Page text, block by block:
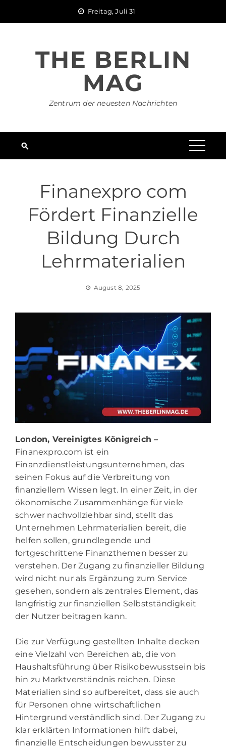
Freitag, Juli 31
THE BERLIN
MAG
Zentrum der neuesten Nachrichten
Finanexpro com
Fördert Finanzielle
Bildung Durch
Lehrmaterialien
August 8, 2025
London, Vereinigtes Königreich –
Finanexpro.com ist ein
Finanzdienstleistungsunternehmen, das
seinen Fokus auf die Verbreitung von
finanziellem Wissen legt. In einer Zeit, in der
ökonomische Zusammenhänge für viele
schwer nachvollziehbar sind, stellt das
Unternehmen Lehrmaterialien bereit, die
helfen sollen, grundlegende und
fortgeschrittene Finanzthemen besser zu
verstehen. Der Zugang zu finanzieller Bildung
wird nicht nur als Ergänzung zum Service
gesehen, sondern als zentrales Element, das
langfristig zur finanziellen Selbstständigkeit
der Nutzer beitragen kann.
Die zur Verfügung gestellten Inhalte decken
eine Vielzahl von Bereichen ab, die von
Haushaltsführung über Risikobewusstsein bis
hin zu Marktverständnis reichen. Diese
Materialien sind so aufbereitet, dass sie auch
für Personen ohne wirtschaftlichen
Hintergrund verständlich sind. Der Zugang zu
klar erklärten Informationen hilft dabei,
finanzielle Entscheidungen bewusster zu